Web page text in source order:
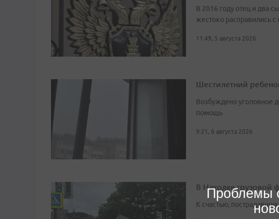
В 2016 году отец и два
жестоко расправились
11:49, 5 августа 2026
Шестилетний
Возбуждено уголовное
помощь
9:21, 6 августа 2026
В Находке грузовой
К счастью, пострадавших
Проблемы